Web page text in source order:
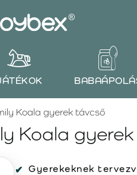
Koala
Koala gyerek távcső
Gyerekeknek